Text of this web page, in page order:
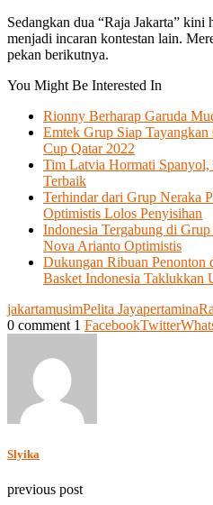
Sedangkan dua “Raja Jakarta” kini
menjadi incaran kontestan lain.
pekan berikutnya.
You Might Be Interested In
Rionny Berharap Garuda
Emtek Grup Siap
Cup Qatar 2022
Tim Latvia Hormati Spanyol,
Terbaik
Terhindar dari Grup Neraka
Optimistis Lolos Penyisihan
Indonesia Tergabung di
Nova Arianto Optimistis
Dukungan Ribuan Penonton
Basket Indonesia Taklukkan
jakartamusimPelita Jayapertamina
0 comment 1 FacebookTwitter
Slyika
previous post